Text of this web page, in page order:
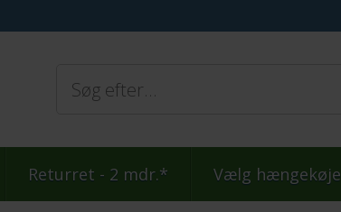
Returret - 2 mdr.* Vælg hængekøje